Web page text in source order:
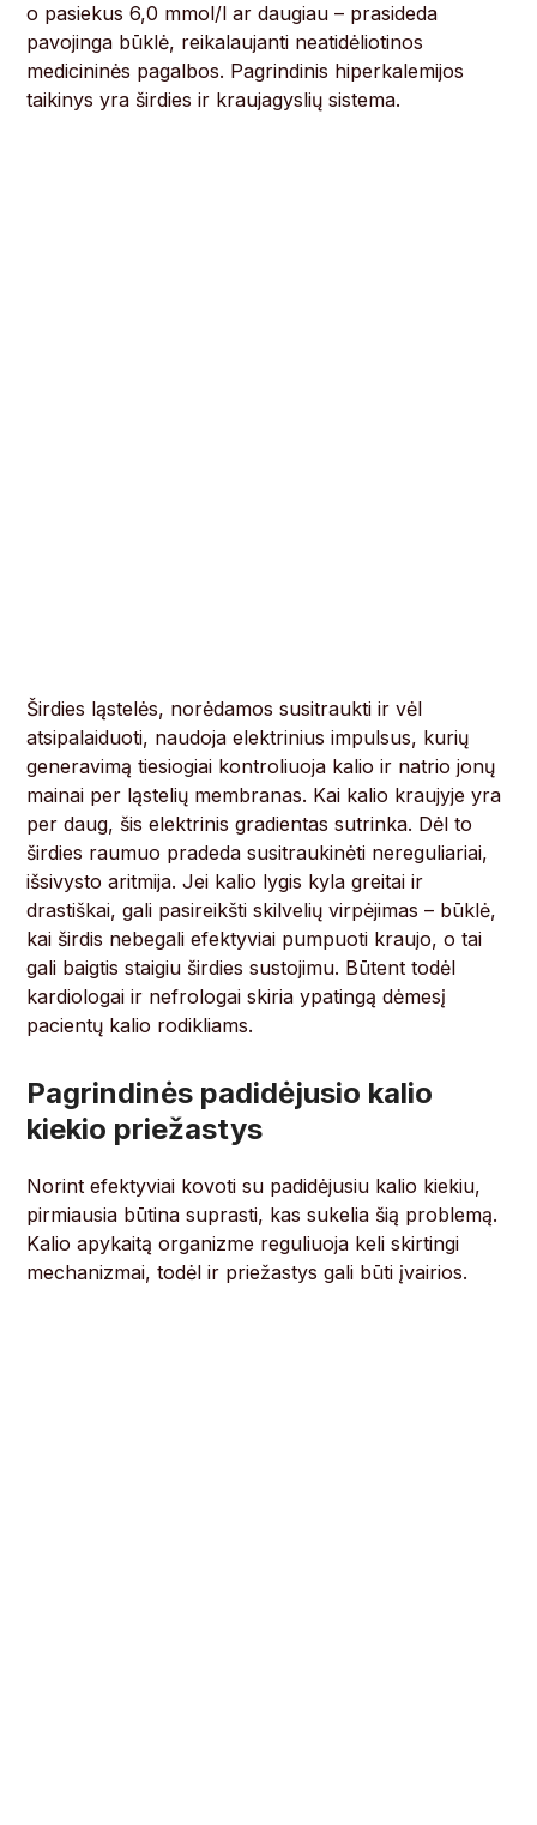
o pasiekus 6,0 mmol/l ar daugiau – prasideda
pavojinga būklė, reikalaujanti neatidėliotinos
medicininės pagalbos. Pagrindinis hiperkalemijos
taikinys yra širdies ir kraujagyslių sistema.
Širdies ląstelės, norėdamos susitraukti ir vėl
atsipalaiduoti, naudoja elektrinius impulsus, kurių
generavimą tiesiogiai kontroliuoja kalio ir natrio jonų
mainai per ląstelių membranas. Kai kalio kraujyje yra
per daug, šis elektrinis gradientas sutrinka. Dėl to
širdies raumuo pradeda susitraukinėti nereguliariai,
išsivysto aritmija. Jei kalio lygis kyla greitai ir
drastiškai, gali pasireikšti skilvelių virpėjimas – būklė,
kai širdis nebegali efektyviai pumpuoti kraujo, o tai
gali baigtis staigiu širdies sustojimu. Būtent todėl
kardiologai ir nefrologai skiria ypatingą dėmesį
pacientų kalio rodikliams.
Pagrindinės padidėjusio kalio
kiekio priežastys
Norint efektyviai kovoti su padidėjusiu kalio kiekiu,
pirmiausia būtina suprasti, kas sukelia šią problemą.
Kalio apykaitą organizme reguliuoja keli skirtingi
mechanizmai, todėl ir priežastys gali būti įvairios.